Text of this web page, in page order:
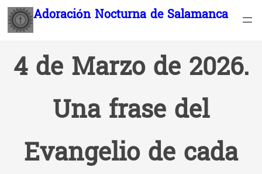
Saltar Adoración Nocturna de Salamanca
4 de Marzo de 2026.
Una frase del
Evangelio de cada